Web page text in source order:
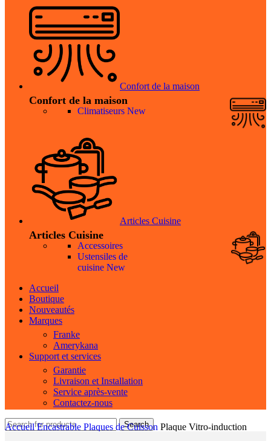
Confort de la maison
Confort de la maison
Climatiseurs New
Articles Cuisine
Articles Cuisine
Accessoires
Ustensiles de
cuisine New
Accueil
Boutique
Nouveautés
Marques
Franke
Amerykana
Support et services
Garantie
Livraison et Installation
Service après-vente
Contactez-nous
Search
AccueilEncastrable Plaques de Cuisson Plaque Vitro-induction